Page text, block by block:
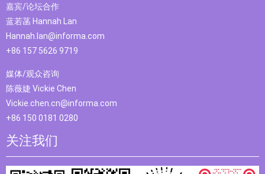
嘉宾/论坛合作
蓝若菡 Hannah Lan
Hannah.lan@informa.com
+86 157 5626 9719
媒体/观众咨询
陈薇婕 Vickie Chen
Vickie.chen.cn@informa.com
+86 150 0181 0280
关注我们